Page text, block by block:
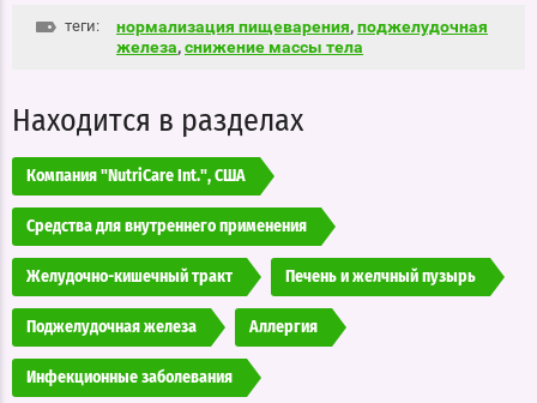
теги: нормализация пищеварения,поджелудочная
железа,снижение массы тела
Находится в разделах
Компания "NutriCare Int.", США
Средства для внутреннего применения
Желудочно-кишечный тракт Печень и желчный пузырь
Поджелудочная железа Аллергия
Инфекционные заболевания